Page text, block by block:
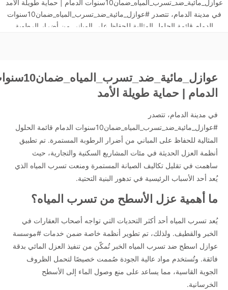
عوازل_مائية_ضد_تسرب_المياه_ضمان10سنوات الدمام | حماية طويلة الأمد
في مدينة الدمام، تتصدر #عوازل_مائية_ضد_تسرب_المياه_ضمان10سنوات
الدمام قائمة الحلول المثالية للحفاظ على المباني من أضرار الرطوبة
الأسطح من تسرب المياه؟ يُعد تسرب المياه أحد أكثر التحديات التي تواجه
أصحاب العقارات في الخبر والقطيف. ولذلك، تم تطوير أنظمة خاصة ضمن
خدمات #موسسة عوازل اسطح ضد تسرب المياه الخبر تُمكّن من تنفيذ
الظروف الجوية القاسية، مما يساعد على منع وصول الماء إلى الأسطح
الخرسانية. بمرور الوقت، قد تؤدي المياه المتراكمة إلى تشققات وتآكل
الطبقات الداخلية. ولهذا السبب، يتم تنفيذ طبقات العزل وفق معايير فنية
دقيقة لضمان الحماية القصوى. كيف يتم تنفيذ العوازل المائية والحرارية في
القطيف؟ يتم فحص الأسطح أولًا باستخدام أجهزة كشف الرطوبة المتقدمة،
ثم تُحدد طريقة العزل المناسبة حسب نوع السطح. ضمن خدمات عوازل
العزل باستخدام لفائف البيتومين، والعزل البوليمري، والعزل بالدهانات
في التنفيذ الجوانب الجمالية والتنظيمية بحيث لا يتأثر الشكل الخارجي
للمبنى. هل توجد حلول للعزل الحراري في الجبيل؟ نعم، فقد تم توسيع نطاق
الخدمات ليشمل عوازل اسطح الجبيل التي تجمع بين العزل المائي
والحراري. هذا الدمج يساعد على تقليل درجات الحرارة داخل المباني خلال
فصل الصيف، ويُقلل من استهلاك الطاقة بشكل ملحوظ. تم تطبيق هذه
التقنية على عدد كبير من المنشآت الصناعية والمنازل، وكانت النتائج ملموسة
الدمام | حماية طويلة الأمد
في مدينة الدمام، تتصدر
#عوازل_مائية_ضد_تسرب_المياه_ضمان10سنوات الدمام قائمة الحلول
المثالية للحفاظ على المباني من أضرار الرطوبة المستمرة. تم تطبيق
أنظمة العزل الحديثة في مئات المشاريع السكنية والتجارية، حيث
ساهمت في تقليل تكاليف الصيانة المستمرة ومنعت تسرب المياه الذي
يُعد أحد الأسباب الرئيسية في تدهور البنية التحتية.
ما أهمية عزل الأسطح من تسرب المياه؟
يُعد تسرب المياه أحد أكثر التحديات التي تواجه أصحاب العقارات في
الخبر والقطيف. ولذلك، تم تطوير أنظمة خاصة ضمن خدمات #موسسة
عوازل اسطح ضد تسرب المياه الخبر تُمكّن من تنفيذ العزل المائي بدقة
فائقة. وتُستخدم مواد عالية الجودة صُممت خصيصًا لتحمل الظروف
الجوية القاسية، مما يساعد على منع وصول الماء إلى الأسطح
الخرسانية.